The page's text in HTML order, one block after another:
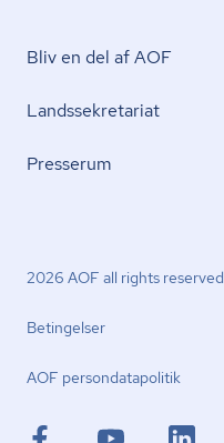
Bliv en del af AOF
Lands­se­kre­ta­ri­at
Presserum
2026 AOF all rights reserved
Betingelser
AOF per­son­da­ta­po­li­tik